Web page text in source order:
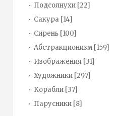
Подсолнухи [22]
Сакура [14]
Сирень [100]
Абстракционизм [159]
Изображения [31]
Художники [297]
Корабли [37]
Парусники [8]